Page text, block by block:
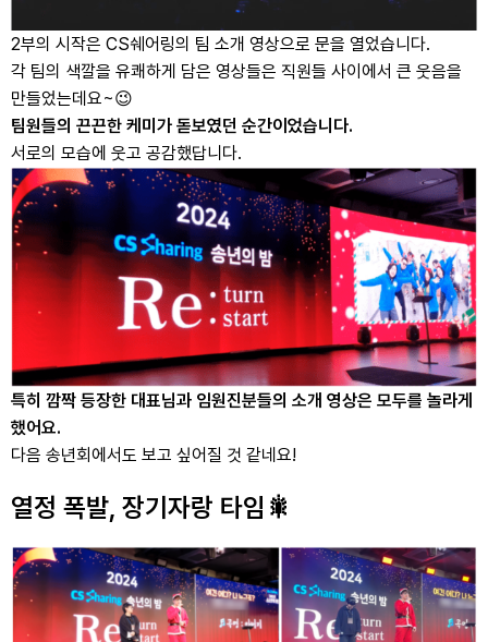
2부의 시작은 CS쉐어링의 팀 소개 영상으로 문을 열었습니다.
각 팀의 색깔을 유쾌하게 담은 영상들은 직원들 사이에서 큰 웃음을
만들었는데요~😉
팀원들의 끈끈한 케미가 돋보였던 순간이었습니다.
서로의 모습에 웃고 공감했답니다.
특히 깜짝 등장한 대표님과 임원진분들의 소개 영상은 모두를 놀라게
했어요.
다음 송년회에서도 보고 싶어질 것 같네요!
열정 폭발, 장기자랑 타임🎇